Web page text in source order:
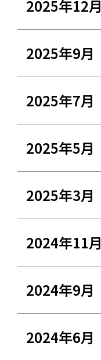
2025年12月
2025年9月
2025年7月
2025年5月
2025年3月
2024年11月
2024年9月
2024年6月